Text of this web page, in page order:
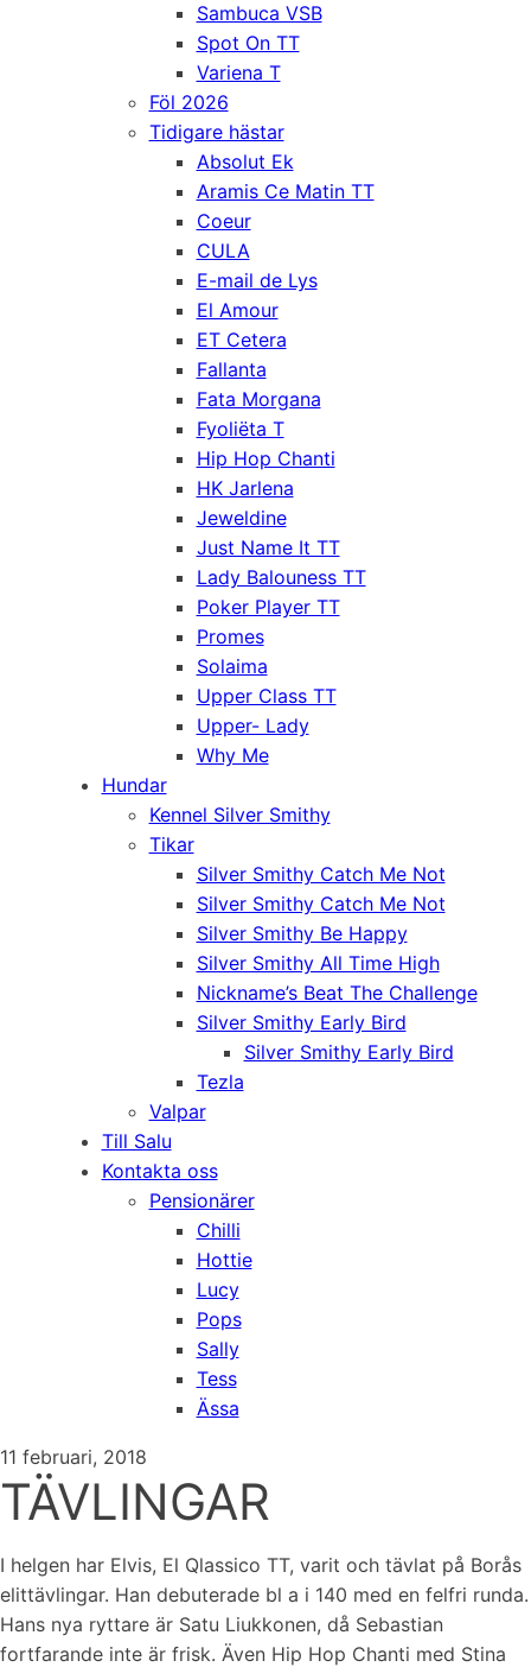
Sambuca VSB
Spot On TT
Variena T
Föl 2026
Tidigare hästar
Absolut Ek
Aramis Ce Matin TT
Coeur
CULA
E-mail de Lys
El Amour
ET Cetera
Fallanta
Fata Morgana
Fyoliëta T
Hip Hop Chanti
HK Jarlena
Jeweldine
Just Name It TT
Lady Balouness TT
Poker Player TT
Promes
Solaima
Upper Class TT
Upper- Lady
Why Me
Hundar
Kennel Silver Smithy
Tikar
Silver Smithy Catch Me Not
Silver Smithy Catch Me Not
Silver Smithy Be Happy
Silver Smithy All Time High
Nickname’s Beat The Challenge
Silver Smithy Early Bird
Silver Smithy Early Bird
Tezla
Valpar
Till Salu
Kontakta oss
Pensionärer
Chilli
Hottie
Lucy
Pops
Sally
Tess
Ässa
11 februari, 2018
TÄVLINGAR
I helgen har Elvis, El Qlassico TT, varit och tävlat på Borås
elittävlingar. Han debuterade bl a i 140 med en felfri runda.
Hans nya ryttare är Satu Liukkonen, då Sebastian
fortfarande inte är frisk. Även Hip Hop Chanti med Stina